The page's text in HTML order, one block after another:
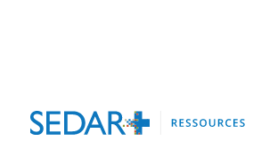
contenu